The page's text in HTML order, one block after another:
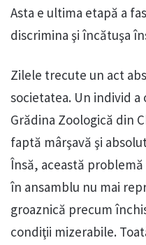
Asta e ultima etapă a
discrimina şi încătuşa
Zilele trecute un act
societatea. Un individ
Grădina Zoologică din
faptă mârşavă şi
Însă, această
în ansamblu nu mai
groaznică precum
condiţii mizerabile.